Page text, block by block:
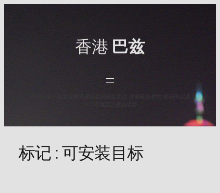
香港 巴兹
与HK Baz一起发现香港最出名的夜生活点. 探索最佳酒吧,俱乐部,以及
2025年难忘之夜的活动.
标记 :可安装目标